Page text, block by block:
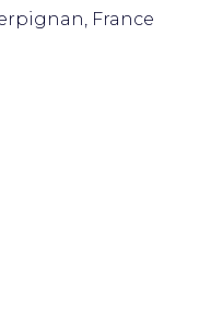
France